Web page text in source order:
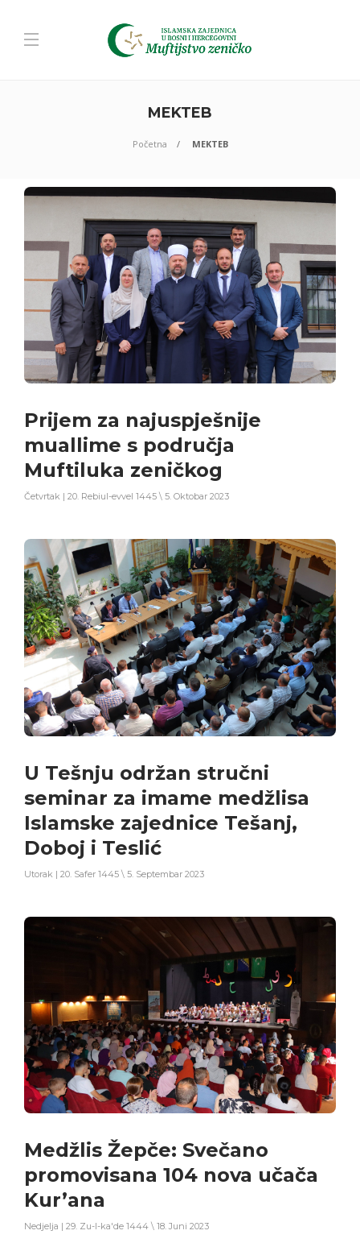
MEKTEB
Početna MEKTEB
Prijem za najuspješnije
muallime s područja
Muftiluka zeničkog
Četvrtak | 20. Rebiul-evvel 1445 \ 5. Oktobar 2023
U Tešnju održan stručni
seminar za imame medžlisa
Islamske zajednice Tešanj,
Doboj i Teslić
Utorak | 20. Safer 1445 \ 5. Septembar 2023
Medžlis Žepče: Svečano
promovisana 104 nova učača
Kur’ana
Nedjelja | 29. Zu-l-ka'de 1444 \ 18. Juni 2023